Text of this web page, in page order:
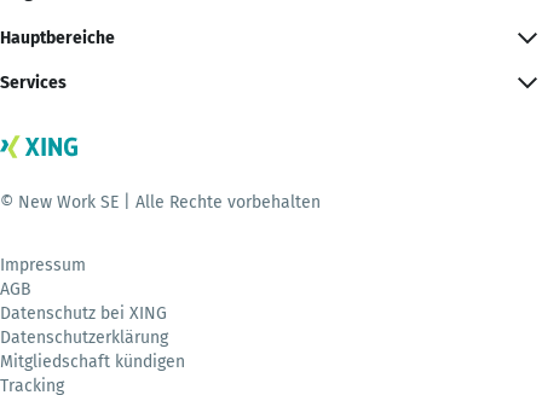
Hauptbereiche
Services
© New Work SE | Alle Rechte vorbehalten
Impressum
AGB
Datenschutz bei XING
Datenschutzerklärung
Mitgliedschaft kündigen
Tracking